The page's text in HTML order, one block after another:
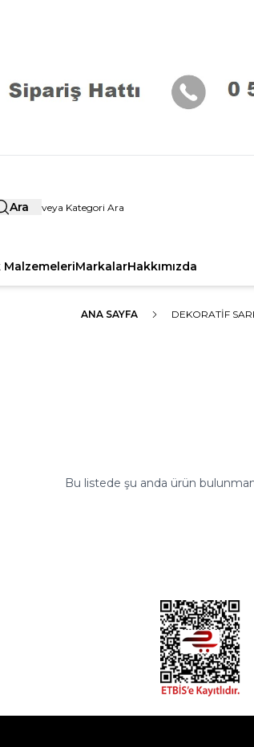
Ara
MalzemeleriMarkalarHakkımızda
ANA SAYFA DEKORATIF
Bu listede şu anda ürün